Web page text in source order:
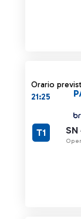
Orario
21:25
SN
T1